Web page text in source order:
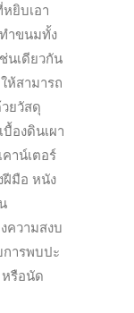
ยิบเอา
ำขนมทั้ง
นเดียวกัน
ห้สามารถ
ยวัสดุ
องดินเผา
าน์เตอร์
ฝีมือ หนัง
ความสงบ
ารพบปะ
หรือนัด